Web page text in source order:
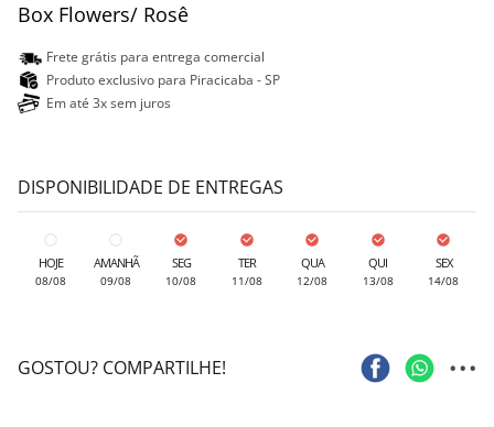
Box Flowers/ Rosê
Frete grátis para entrega comercial
Produto exclusivo para Piracicaba - SP
Em até 3x sem juros
DISPONIBILIDADE DE ENTREGAS
HOJE
08/08
AMANHÃ
09/08
SEG
10/08
TER
11/08
QUA
12/08
QUI
13/08
SEX
14/08
GOSTOU? COMPARTILHE! ...